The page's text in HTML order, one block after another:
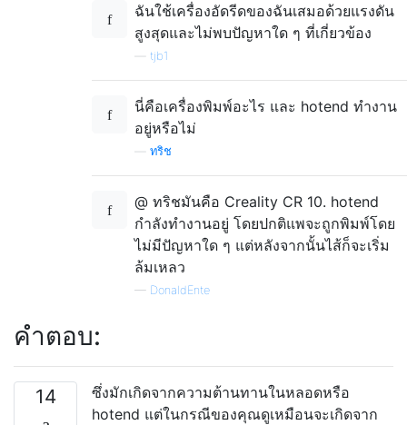
ฉันใช้เครื่องอัดรีดของฉันเสมอด้วยแรงดัน
สูงสุดและไม่พบปัญหาใด ๆ ที่เกี่ยวข้อง
tjb1
นี่คือเครื่องพิมพ์อะไร และ hotend ทำงาน
อยู่หรือไม่
ทริช
@ ทริชมันคือ Creality CR 10. hotend
กำลังทำงานอยู่ โดยปกติแพจะถูกพิมพ์โดย
ไม่มีปัญหาใด ๆ แต่หลังจากนั้นไส้ก็จะเริ่ม
ล้มเหลว
— DonaldEnte
คำตอบ:
14
ซึ่งมักเกิดจากความต้านทานในหลอดหรือ
hotend แต่ในกรณีของคุณดูเหมือนจะเกิดจาก